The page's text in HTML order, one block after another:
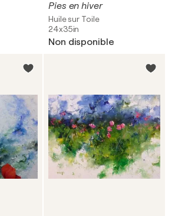
Pies en hiver
Huile sur Toile
24x35in
Non disponible